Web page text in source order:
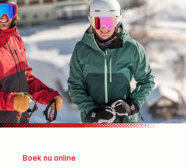
Boek nu online